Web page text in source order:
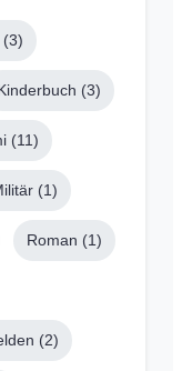
(3)
(3)
(11)
(1)
Roman (1)
(2)